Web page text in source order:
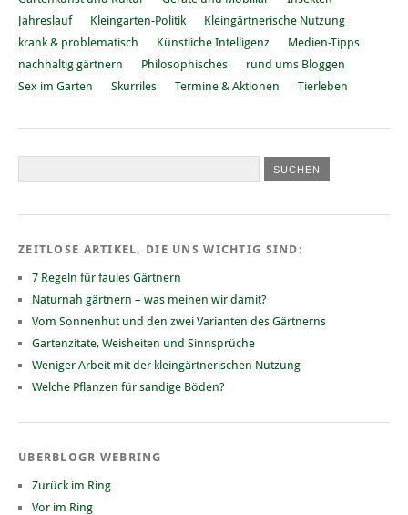
Jahreslauf
Kleingarten-Politik
Kleingärtnerische Nutzung
krank & problematisch
Künstliche Intelligenz
Medien-Tipps
nachhaltig gärtnern
Philosophisches
rund ums Bloggen
Sex im Garten
Skurriles Termine & Aktionen Tierleben
ZEITLOSE ARTIKEL, DIE UNS WICHTIG SIND:
7 Regeln für faules Gärtnern
Naturnah gärtnern – was meinen wir damit?
Vom Sonnenhut und den zwei Varianten des Gärtnerns
Gartenzitate, Weisheiten und Sinnsprüche
Weniger Arbeit mit der kleingärtnerischen Nutzung
Welche Pflanzen für sandige Böden?
UBERBLOGR WEBRING
Zurück im Ring
Vor im Ring